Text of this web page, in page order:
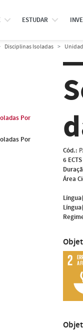
ESTUDAR
Disciplinas Isoladas
Por
Por
Cód.:
6 ECTS
Área